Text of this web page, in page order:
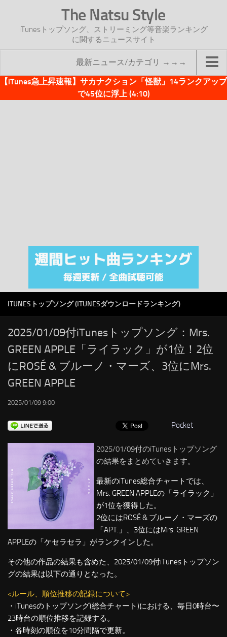
The Natsu Style
iTunesトップソング、ストリーミング等音楽ランキング
に関するニュースサイト
最新ニュース/カテゴリ →→→
TOP
注目カテゴリ
オリジナルiTunes週間トップソング
RSS
LINKS
【iTunes急上昇速報】サカナクション「怪獣」14ランクアップ
で45位に浮上 (4:10)
ITUNESトップソング (ITUNESダウンロードランキング)
2025/01/09付iTunesトップソング：Mrs.
GREEN APPLE「ライラック」が1位！2位
にROSÉ & ブルーノ・マーズ、3位にMrs.
GREEN APPLE
2025/01/09 9:00
Pocket
2025/01/09付のiTunesトップソング
の結果をまとめていきます。
最新のiTunes総合チャートでは、
Mrs. GREEN APPLEの「ライラック」
が1位を獲得した。
2位にはROSÉ & ブルーノ・マーズの
「APT.」、3位にはMrs. GREEN
APPLEの「ケセラセラ」がランクインした。
その他の作品の結果も含めた、2025/01/09付iTunesトップソン
グの結果は以下の通りとなった。
<ルール、順位推移の記録について>
・iTunesのトップソング(総合チャート)における、毎日0時台〜
23時台の順位推移を記録する。
・各時刻の順位を10分間隔で更新。